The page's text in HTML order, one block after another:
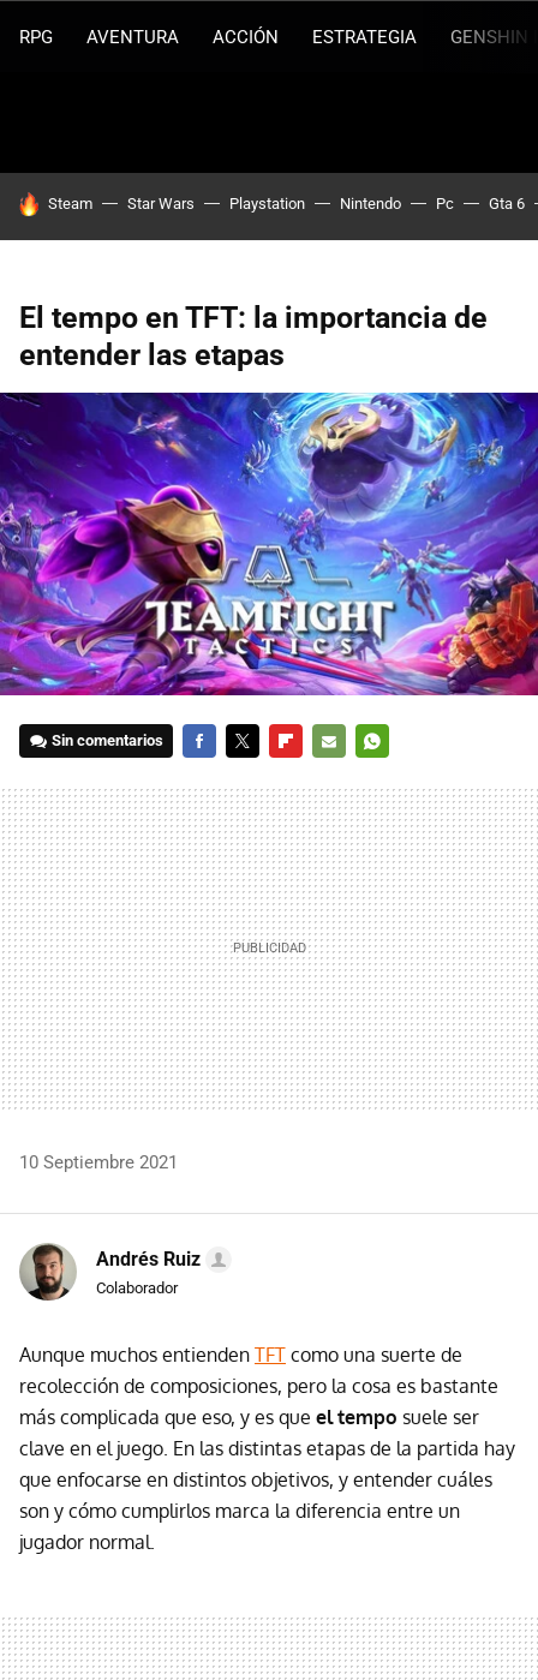
RPG AVENTURA ACCIÓN ESTRATEGIA GENSHIN
HOY SE HABLA DE
Steam Star Wars Playstation Nintendo Pc Gta 6
El tempo en TFT: la importancia de
entender las etapas
Sin comentarios
MAIL
10 Septiembre 2021
Andrés Ruiz
Colaborador
Aunque muchos entienden TFT como una suerte de
recolección de composiciones, pero la cosa es bastante
más complicada que eso, y es que el tempo suele ser
clave en el juego. En las distintas etapas de la partida hay
que enfocarse en distintos objetivos, y entender cuáles
son y cómo cumplirlos marca la diferencia entre un
jugador normal.